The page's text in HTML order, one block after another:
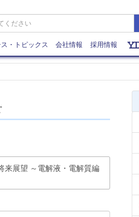
・トピックス 会社情報 採用情報
来展望 ～電解液・電解質編